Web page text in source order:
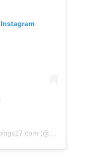
Une publication partagée par Campings17.com (@campings17)